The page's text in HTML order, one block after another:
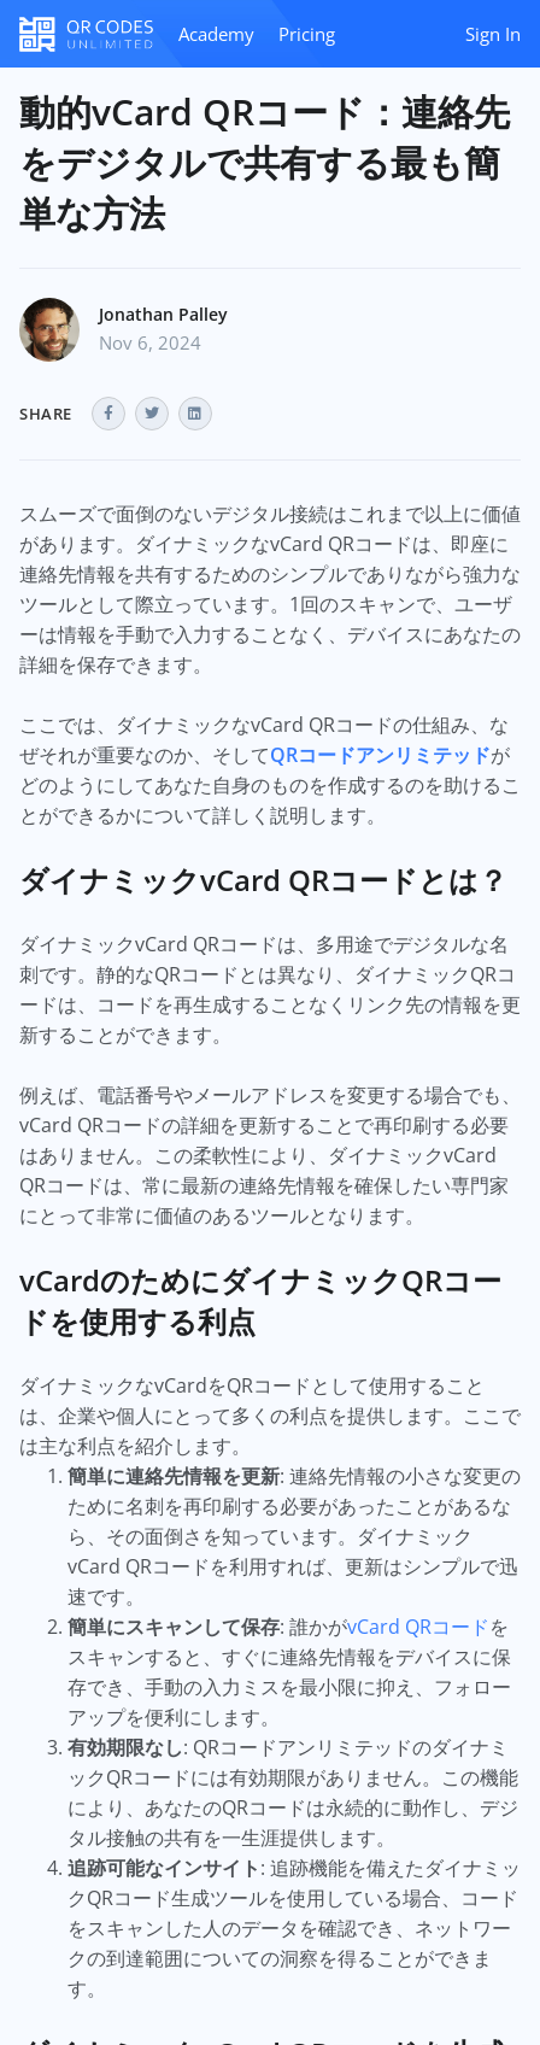
Academy Pricing Sign In
動的vCard QRコード：連絡先
をデジタルで共有する最も簡
単な方法
Jonathan Palley
Nov 6, 2024
SHARE
スムーズで面倒のないデジタル接続はこれまで以上に価値
があります。ダイナミックなvCard QRコードは、即座に
連絡先情報を共有するためのシンプルでありながら強力な
ツールとして際立っています。1回のスキャンで、ユーザ
ーは情報を手動で入力することなく、デバイスにあなたの
詳細を保存できます。
ここでは、ダイナミックなvCard QRコードの仕組み、な
ぜそれが重要なのか、そしてQRコードアンリミテッドが
どのようにしてあなた自身のものを作成するのを助けるこ
とができるかについて詳しく説明します。
ダイナミックvCard QRコードとは？
ダイナミックvCard QRコードは、多用途でデジタルな名
刺です。静的なQRコードとは異なり、ダイナミックQRコ
ードは、コードを再生成することなくリンク先の情報を更
新することができます。
例えば、電話番号やメールアドレスを変更する場合でも、
vCard QRコードの詳細を更新することで再印刷する必要
はありません。この柔軟性により、ダイナミックvCard
QRコードは、常に最新の連絡先情報を確保したい専門家
にとって非常に価値のあるツールとなります。
vCardのためにダイナミックQRコー
ドを使用する利点
ダイナミックなvCardをQRコードとして使用すること
は、企業や個人にとって多くの利点を提供します。ここで
は主な利点を紹介します。
簡単に連絡先情報を更新: 連絡先情報の小さな変更の
ために名刺を再印刷する必要があったことがあるな
ら、その面倒さを知っています。ダイナミック
vCard QRコードを利用すれば、更新はシンプルで迅
速です。
簡単にスキャンして保存: 誰かがvCard QRコードを
スキャンすると、すぐに連絡先情報をデバイスに保
存でき、手動の入力ミスを最小限に抑え、フォロー
アップを便利にします。
有効期限なし: QRコードアンリミテッドのダイナミ
ックQRコードには有効期限がありません。この機能
により、あなたのQRコードは永続的に動作し、デジ
タル接触の共有を一生涯提供します。
追跡可能なインサイト: 追跡機能を備えたダイナミッ
クQRコード生成ツールを使用している場合、コード
をスキャンした人のデータを確認でき、ネットワー
クの到達範囲についての洞察を得ることができま
す。